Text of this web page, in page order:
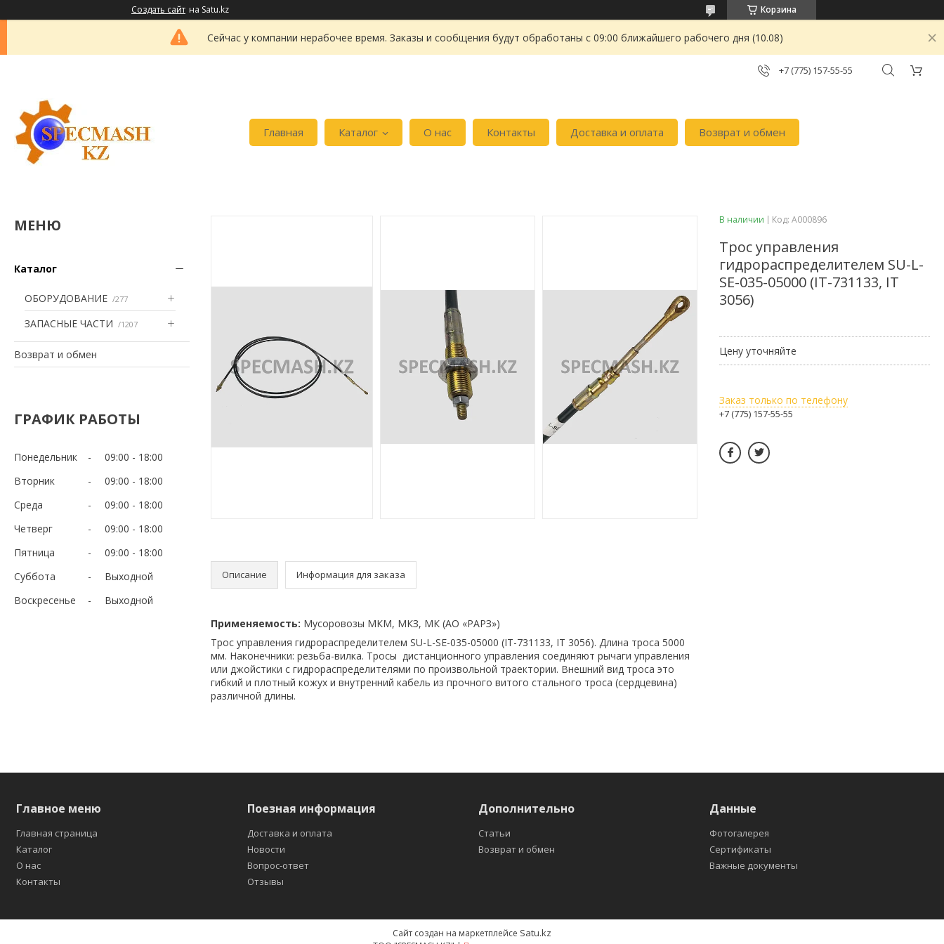
Создать сайт на Satu.kz Корзина
Сейчас у компании нерабочее время. Заказы и сообщения будут обработаны с 09:00 ближайшего рабочего дня (10.08)
+7 (775) 157-55-55
Главная Каталог О нас Контакты Доставка и оплата Возврат и обмен
Каталог
ОБОРУДОВАНИЕ 277
ЗАПАСНЫЕ ЧАСТИ 1207
Возврат и обмен
ГРАФИК РАБОТЫ
Понедельник 09:00
18:00
Вторник
09:00
18:00
Среда
09:00
18:00
Четверг
09:00
18:00
Пятница
09:00
18:00
Суббота
Выходной
Воскресенье
Выходной
Описание Информация для заказа
Применяемость: Мусоровозы МКМ, МКЗ, МК (АО «РАРЗ»)
Трос управления гидрораспределителем SU-L-SE-035-05000 (IT-731133, IT 3056). Длина троса 5000
мм. Наконечники: резьба-вилка. Тросы дистанционного управления соединяют рычаги управления
или джойстики с гидрораспределителями по произвольной траектории. Внешний вид троса это
гибкий и плотный кожух и внутренний кабель из прочного витого стального троса (сердцевина)
различной длины.
В наличии Код: А000896
Трос управления
гидрораспределителем SU-L-
SE-035-05000 (IT-731133, IT
3056)
Цену уточняйте
Заказ только по телефону
+7 (775) 157-55-55
Главное меню
Главная страница
Каталог
О нас
Контакты
Поезная информация
Доставка и оплата
Новости
Вопрос-ответ
Отзывы
Дополнительно
Статьи
Возврат и обмен
Данные
Фотогалерея
Сертификаты
Важные документы
Сайт создан на маркетплейсе Satu.kz